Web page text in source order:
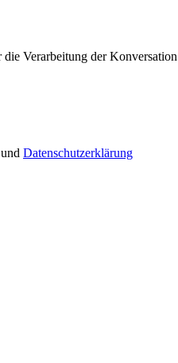
Verarbeitung der
und Datenschutzerklärung